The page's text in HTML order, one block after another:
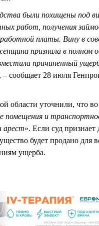
были похищены под
работ, получения
платы. Вину в
признала в полном
причиненный
– сообщает 28 июля
области уточнили, что
помещения и
арест». Если суд признает
будет продано для
ущерба.